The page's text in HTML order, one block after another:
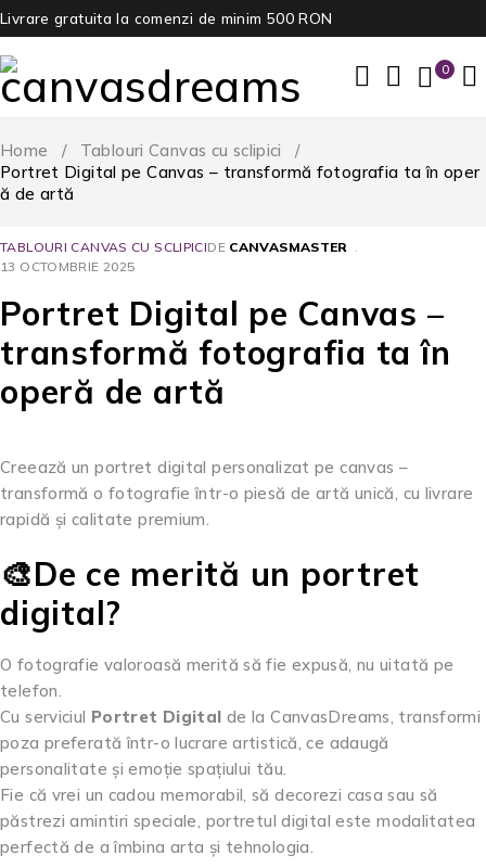
Livrare gratuita la comenzi de minim 500 RON
0
Home / Tablouri Canvas cu sclipici
/
Portret Digital pe Canvas – transformă fotografia ta în oper
ă de artă
TABLOURI CANVAS CU SCLIPICIDE CANVASMASTER
13 OCTOMBRIE 2025
Portret Digital pe Canvas –
transformă fotografia ta în
operă de artă
Creează un portret digital personalizat pe canvas –
transformă o fotografie într-o piesă de artă unică, cu livrare
rapidă și calitate premium.
🎨De ce merită un portret
digital?
O fotografie valoroasă merită să fie expusă, nu uitată pe
telefon.
Cu serviciul Portret Digital de la CanvasDreams, transformi
poza preferată într-o lucrare artistică, ce adaugă
personalitate și emoție spațiului tău.
Fie că vrei un cadou memorabil, să decorezi casa sau să
păstrezi amintiri speciale, portretul digital este modalitatea
perfectă de a îmbina arta și tehnologia.